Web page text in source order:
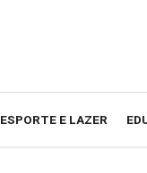
ESPORTE E LAZER